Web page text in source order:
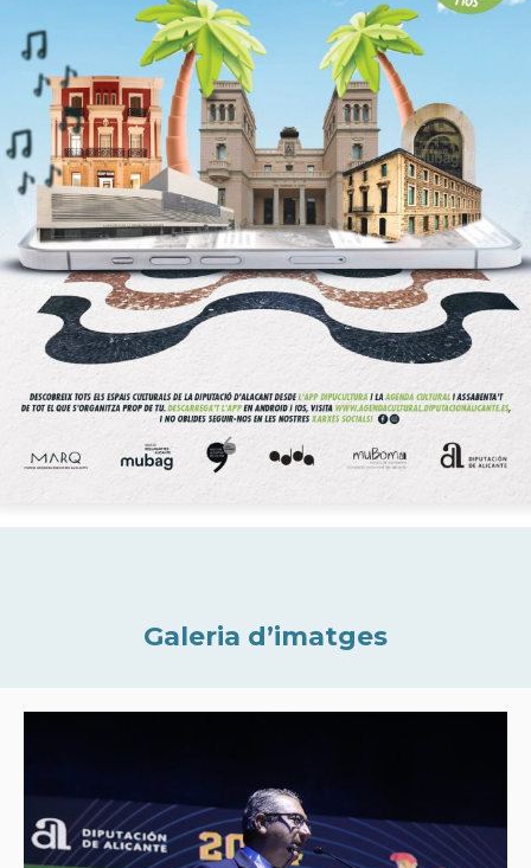
Galeria d’imatges